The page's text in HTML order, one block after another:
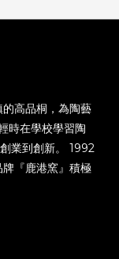
高品桐，為陶藝
時在學校學習陶
業到創新。 1992
『鹿港窯』積極